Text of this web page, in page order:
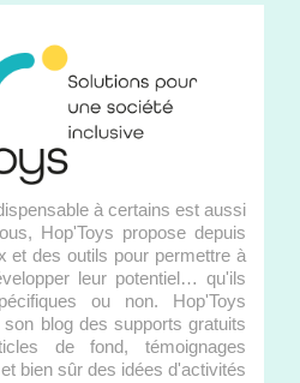
à certains est aussi
Hop'Toys propose depuis
et des outils pour permettre à
leur potentiel… qu'ils
ou non. Hop'Toys
blog des supports gratuits
de fond, témoignages
bien sûr des idées d'activités